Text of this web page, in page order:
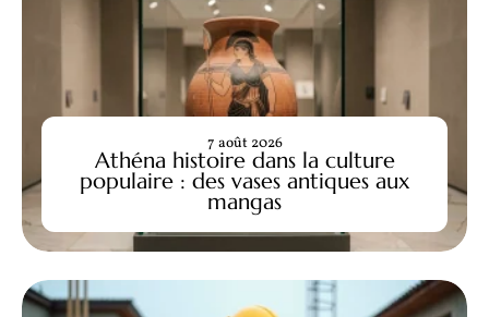
Athéna histoire dans la culture
populaire : des vases antiques aux
mangas
7 août 2026